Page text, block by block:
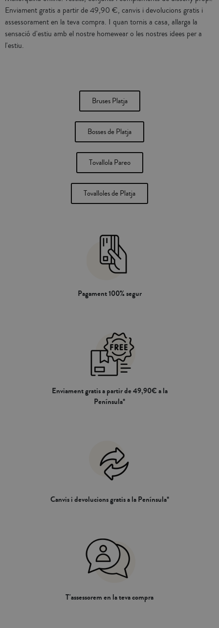
Enviament gratis a partir de 49,90 €, canvis i devolucions gratis i
assessorament en la teva compra. I quan tornis a casa, allarga la
sensació d'estiu amb el nostre homewear o les nostres idees per a
l'estiu.
Bruses Platja
Bosses de Platja
Tovallola Pareo
Tovalloles de Platja
Pagament 100% segur
Enviament gratis a partir de 49,90€ a la
Península*
Canvis i devolucions gratis a la Península*
T'assessorem en la teva compra